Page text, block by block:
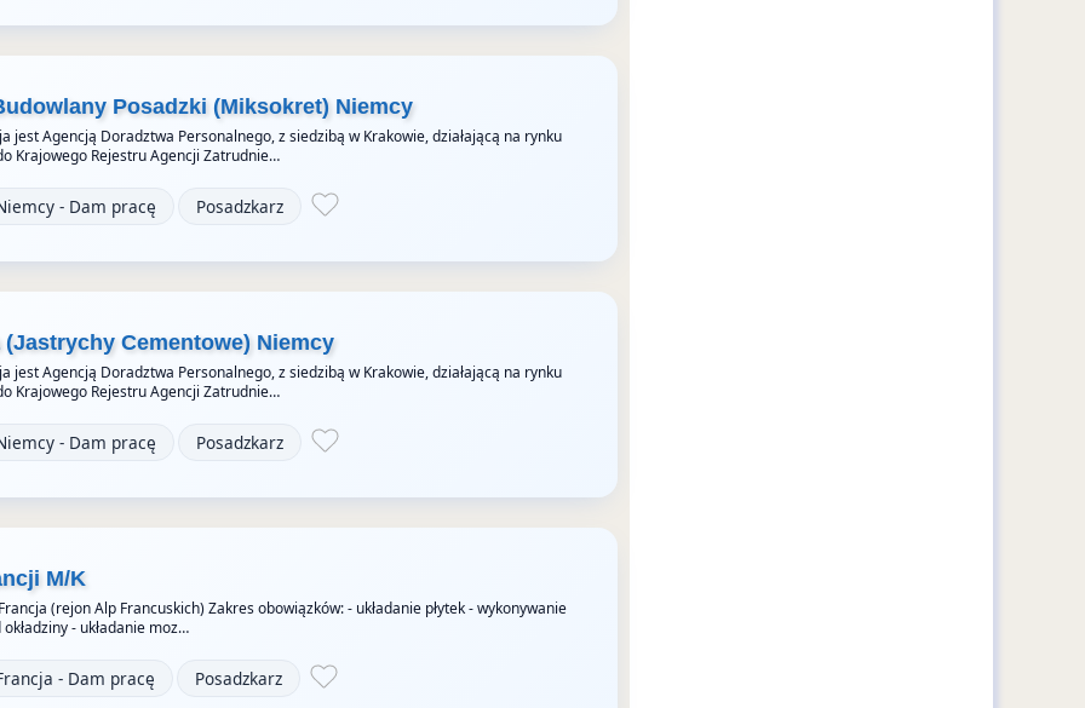
Posadzki (Miksokret) Niemcy
jest Agencją Doradztwa Personalnego, z siedzibą w Krakowie, działającą na rynku
Krajowego Rejestru Agencji Zatrudnie…
- Dam pracę Posadzkarz
(Jastrychy Cementowe) Niemcy
jest Agencją Doradztwa Personalnego, z siedzibą w Krakowie, działającą na rynku
Krajowego Rejestru Agencji Zatrudnie…
- Dam pracę Posadzkarz
M/K
(rejon Alp Francuskich) Zakres obowiązków: - układanie płytek - wykonywanie
- układanie moz…
- Dam pracę Posadzkarz